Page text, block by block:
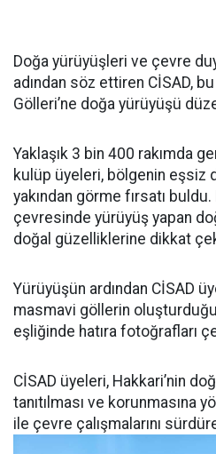
Doğa yürüyüşleri ve çevre
adından söz ettiren CİSAD,
Gölleri’ne doğa yürüyüşü
Yaklaşık 3 bin 400 rakımda
kulüp üyeleri, bölgenin eşsiz
yakından görme fırsatı
çevresinde yürüyüş yapan
doğal güzelliklerine dikkat
Yürüyüşün ardından CİSAD
masmavi göllerin
eşliğinde hatıra fotoğrafları
CİSAD üyeleri, Hakkari’nin
tanıtılması ve korunmasına
ile çevre çalışmalarını